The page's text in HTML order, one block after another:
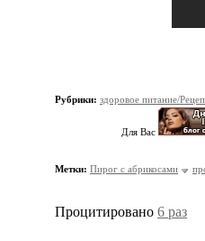
Рубрики: здоровое питание/
Для Вас
Метки: Пирог с абрикосами
Процитировано 6 раз